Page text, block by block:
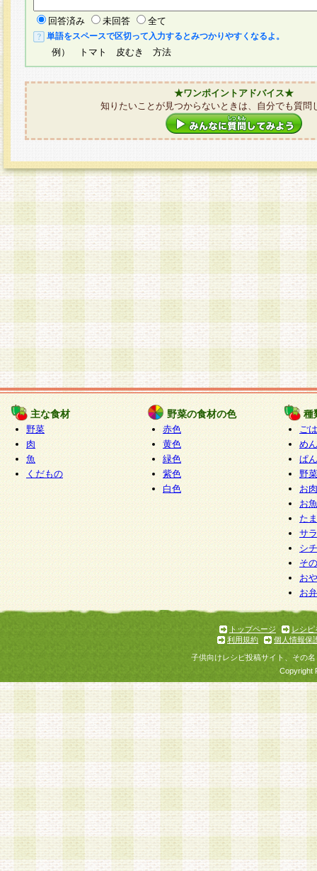
回答済み 未回答 全て
単語をスペースで区切って入力するとみつかりやすくなるよ。
例） トマト 皮むき 方法
★ワンポイントアドバイス★
知りたいことが見つからないときは、自分でも質問
主な食材
野菜
肉
魚
くだもの
野菜の食材の色
赤色
黄色
緑色
紫色
白色
種
ご
めん
ぱん
野
お
お
た
サ
シ
そ
お
お
トップページ
レシピ
利用規約
個人情報保
子供向けレシピ投稿サイト、その
Copyright